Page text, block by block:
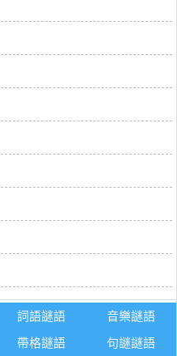
詞語謎語
音樂謎語
帶格謎語 句謎謎語